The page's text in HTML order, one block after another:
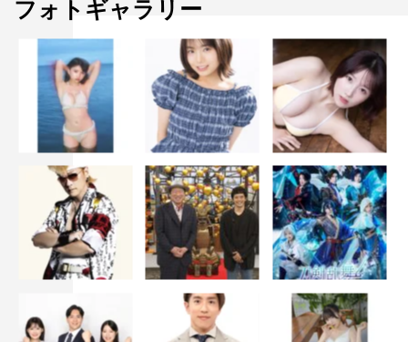
フォトギャラリー